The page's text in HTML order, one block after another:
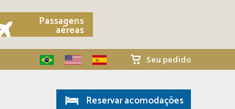
Passagens
aéreas
Seu pedido
Reservar acomodações